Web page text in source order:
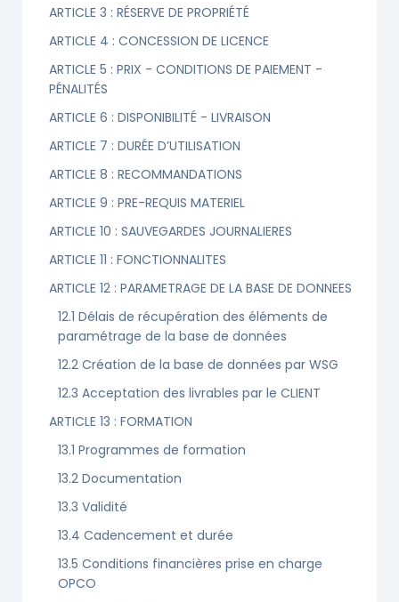
ARTICLE 3 : RÉSERVE DE PROPRIÉTÉ
ARTICLE 4 : CONCESSION DE LICENCE
ARTICLE 5 : PRIX - CONDITIONS DE PAIEMENT -
PÉNALITÉS
ARTICLE 6 : DISPONIBILITÉ - LIVRAISON
ARTICLE 7 : DURÉE D’UTILISATION
ARTICLE 8 : RECOMMANDATIONS
ARTICLE 9 : PRE-REQUIS MATERIEL
ARTICLE 10 : SAUVEGARDES JOURNALIERES
ARTICLE 11 : FONCTIONNALITES
ARTICLE 12 : PARAMETRAGE DE LA BASE DE DONNEES
12.1 Délais de récupération des éléments de
paramétrage de la base de données
12.2 Création de la base de données par WSG
12.3 Acceptation des livrables par le CLIENT
ARTICLE 13 : FORMATION
13.1 Programmes de formation
13.2 Documentation
13.3 Validité
13.4 Cadencement et durée
13.5 Conditions financières prise en charge
OPCO